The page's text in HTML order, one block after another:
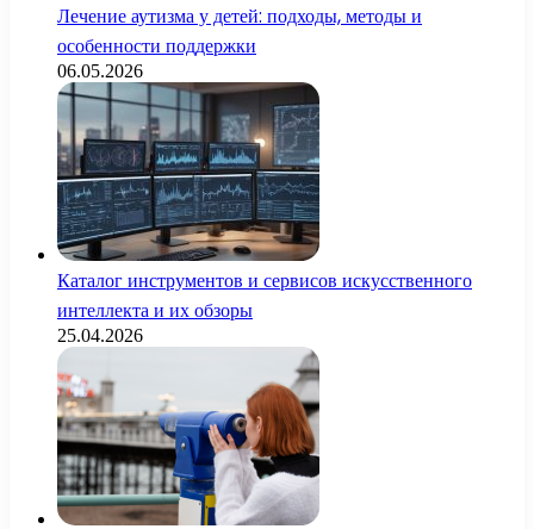
Лечение аутизма у детей: подходы, методы и
особенности поддержки
06.05.2026
Каталог инструментов и сервисов искусственного
интеллекта и их обзоры
25.04.2026